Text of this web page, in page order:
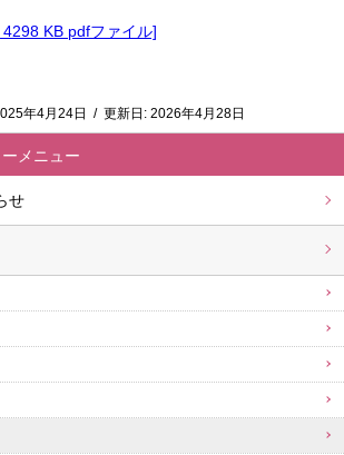
せ
KB pdfファイル]
年4月24日 / 更新日: 2026年4月28日